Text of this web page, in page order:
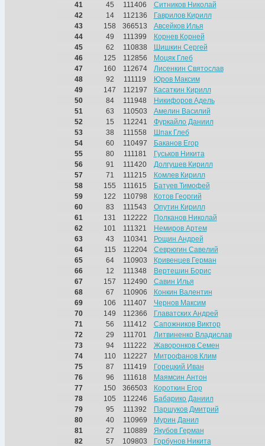
41
45 111406
Ситников Николай
42
14 112136
Гаврилов Кирилл
43
158 366513
Авсейков Илья
44
49 111399
Корнев Корней
45
62 110838
Шишкин Сергей
46
125 112856
Моцяк Глеб
47
160 112674
Лисенкин Святослав
48
92 111119
Юров Максим
49
147 112197
Касаткин Кирилл
50
84 111948
Никифоров Адель
51
63 110503
Амелин Василий
52
15 112241
Фуркайло Даниил
53
38 111558
Шпак Глеб
54
60 110497
Баканов Егор
55
80 111181
Гуськов Никита
56
91 111420
Долгушев Кирилл
57
71 111215
Комлев Кирилл
58
155 111615
Батуев Тимофей
59
122 110798
Котов Георгий
60
83 111543
Опутин Кирилл
61
131 112222
Полканов Николай
62
101 111321
Немиров Артем
63
43 110341
Рощин Андрей
64
115 112204
Севрюгин Савелий
65
64 110903
Кривенцев Герман
66
12 111348
Вертешин Борис
67
157 112490
Савин Илья
68
67 110906
Конкин Валентин
69
106 111407
Чернов Максим
70
149 112366
Главатских Андрей
71
56 111412
Сапожников Виктор
72
29 111701
Литвиненко Владислав
73
94 111222
Жаворонков Семен
74
110 112227
Митрофанов Клим
75
87 111419
Горецкий Иван
76
96 111618
Маямсин Антон
77
150 366503
Короткин Егор
78
105 112246
Бабарико Даниил
79
95 111392
Паршуков Дмитрий
80
40 110969
Мурин Данил
81
27 110889
Якубов Герман
82
57 109803
Горбунов Никита